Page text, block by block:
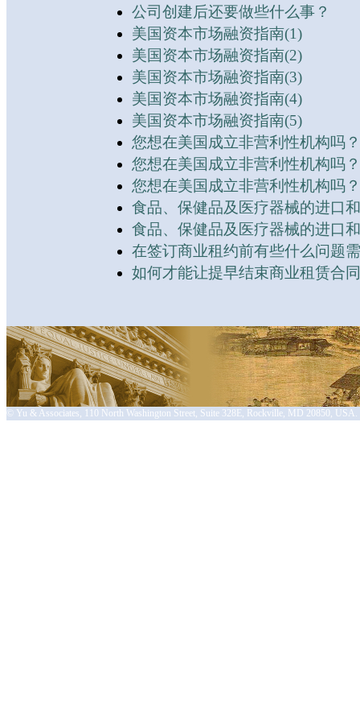
公司创建后还要做些什么事？
美国资本市场融资指南(1)
美国资本市场融资指南(2)
美国资本市场融资指南(3)
美国资本市场融资指南(4)
美国资本市场融资指南(5)
您想在美国成立非营利性机构吗
您想在美国成立非营利性机构吗
您想在美国成立非营利性机构吗
食品、保健品及医疗器械的进口
食品、保健品及医疗器械的进口
在签订商业租约前有些什么问题
如何才能让提早结束商业租赁合
© Yu & Associates, 110 North Washington Street, Suite 328E, Rockville, MD 20850,